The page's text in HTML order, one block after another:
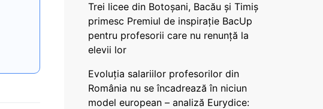
Trei licee din Botoșani, Bacău și Timiș
primesc Premiul de inspirație BacUp
pentru profesorii care nu renunță la
elevii lor
Evoluția salariilor profesorilor din
România nu se încadrează în niciun
model european – analiză Eurydice: